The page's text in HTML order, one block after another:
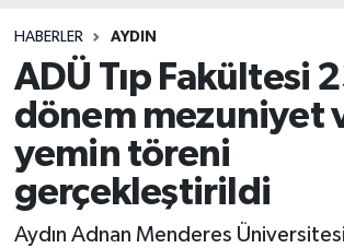
HABERLER AYDIN
ADÜ Tıp Fakültesi
dönem mezuniyet
yemin töreni
gerçekleştirildi
Aydın Adnan Menderes
Tüm Manşetler
Son Dakika Haberleri
Haber Arşivi